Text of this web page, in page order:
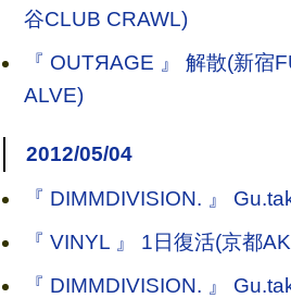
谷CLUB CRAWL)
『 OUTЯAGE 』 解散(新宿
ALVE)
2012/05/04
『 DIMMDIVISION. 』
『 VINYL 』 1日復活(京都
『 DIMMDIVISION. 』